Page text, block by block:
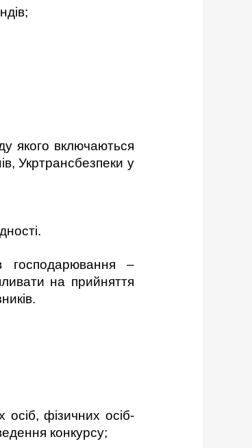
якого включаються
Укртрансбезпеки у
господарювання –
на прийняття
фізичних осіб-
конкурсу;